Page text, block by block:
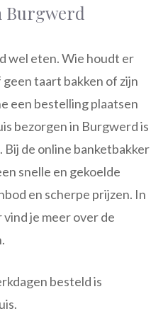
Burgwerd
wel eten. Wie houdt er
taart bakken of zijn
een bestelling plaatsen
bezorgen in Burgwerd is
de online banketbakker
snelle en gekoelde
en scherpe prijzen. In
je meer over de
besteld is